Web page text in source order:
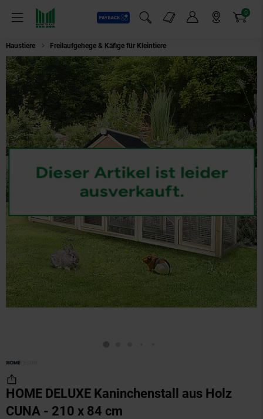
Menü
Payback
Suchfeld einblenden
Markt-Angebote 0
Artikel
Haustiere Freilaufgehege & Käfige für Kleintiere
HOME DELUXE Kaninchenstall aus Holz
CUNA - 210 x 84 cm